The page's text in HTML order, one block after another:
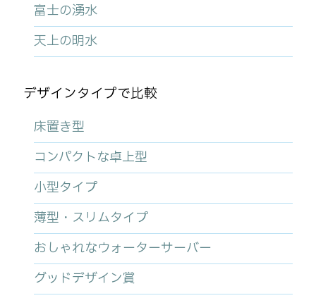
富士の湧水
天上の明水
デザインタイプで比較
床置き型
コンパクトな卓上型
小型タイプ
薄型・スリムタイプ
おしゃれなウォーターサーバー
グッドデザイン賞